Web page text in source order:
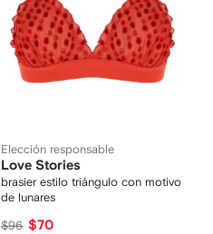
Elección responsable
Love Stories
brasier estilo triángulo con motivo
de lunares
$96 $70